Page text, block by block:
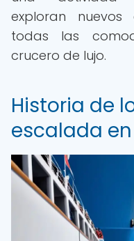
exploran
todas las
crucero de lujo.
Historia de
escalada